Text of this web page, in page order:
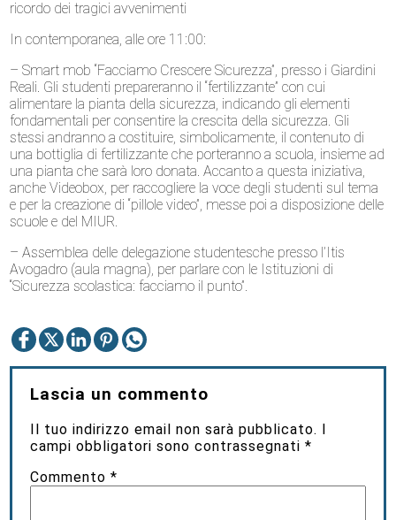
ricordo dei tragici avvenimenti
In contemporanea, alle ore 11:00:
– Smart mob “Facciamo Crescere Sicurezza”, presso i Giardini
Reali. Gli studenti prepareranno il “fertilizzante” con cui
alimentare la pianta della sicurezza, indicando gli elementi
fondamentali per consentire la crescita della sicurezza. Gli
stessi andranno a costituire, simbolicamente, il contenuto di
una bottiglia di fertilizzante che porteranno a scuola, insieme ad
una pianta che sarà loro donata. Accanto a questa iniziativa,
anche Videobox, per raccogliere la voce degli studenti sul tema
e per la creazione di “pillole video”, messe poi a disposizione delle
scuole e del MIUR.
– Assemblea delle delegazione studentesche presso l’Itis
Avogadro (aula magna), per parlare con le Istituzioni di
“Sicurezza scolastica: facciamo il punto”.
Lascia un commento
Il tuo indirizzo email non sarà pubblicato. I
campi obbligatori sono contrassegnati*
Commento*